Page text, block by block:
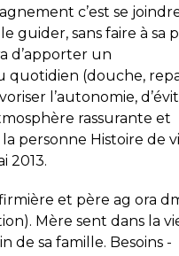
c’est se
guider, sans faire à sa
d’apporter un
quotidien (douche,
l’autonomie,
rassurante et
personne Histoire de
2013.
et père ag ora
Mère sent dans la
de sa famille. Besoins -